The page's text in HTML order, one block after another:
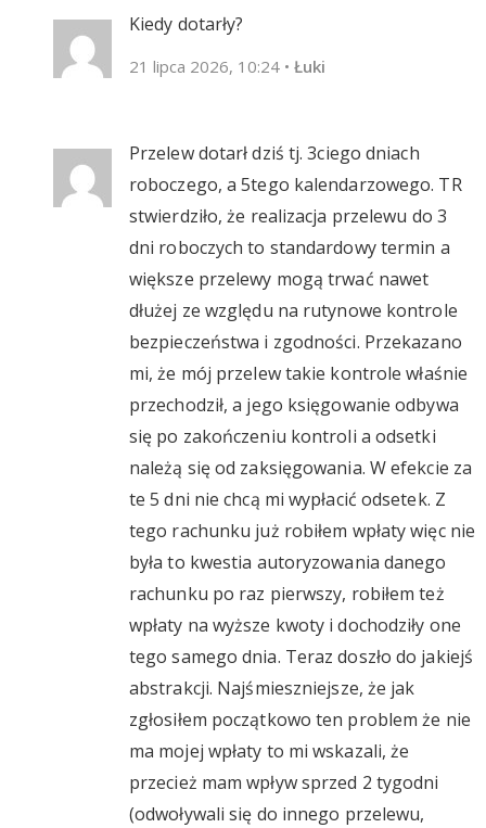
Kiedy dotarły?
21 lipca 2026, 10:24 • Łuki
Przelew dotarł dziś tj. 3ciego dniach
roboczego, a 5tego kalendarzowego. TR
stwierdziło, że realizacja przelewu do 3
dni roboczych to standardowy termin a
większe przelewy mogą trwać nawet
dłużej ze względu na rutynowe kontrole
bezpieczeństwa i zgodności. Przekazano
mi, że mój przelew takie kontrole właśnie
przechodził, a jego księgowanie odbywa
się po zakończeniu kontroli a odsetki
należą się od zaksięgowania. W efekcie za
te 5 dni nie chcą mi wypłacić odsetek. Z
tego rachunku już robiłem wpłaty więc nie
była to kwestia autoryzowania danego
rachunku po raz pierwszy, robiłem też
wpłaty na wyższe kwoty i dochodziły one
tego samego dnia. Teraz doszło do jakiejś
abstrakcji. Najśmieszniejsze, że jak
zgłosiłem początkowo ten problem że nie
ma mojej wpłaty to mi wskazali, że
przecież mam wpływ sprzed 2 tygodni
(odwoływali się do innego przelewu,